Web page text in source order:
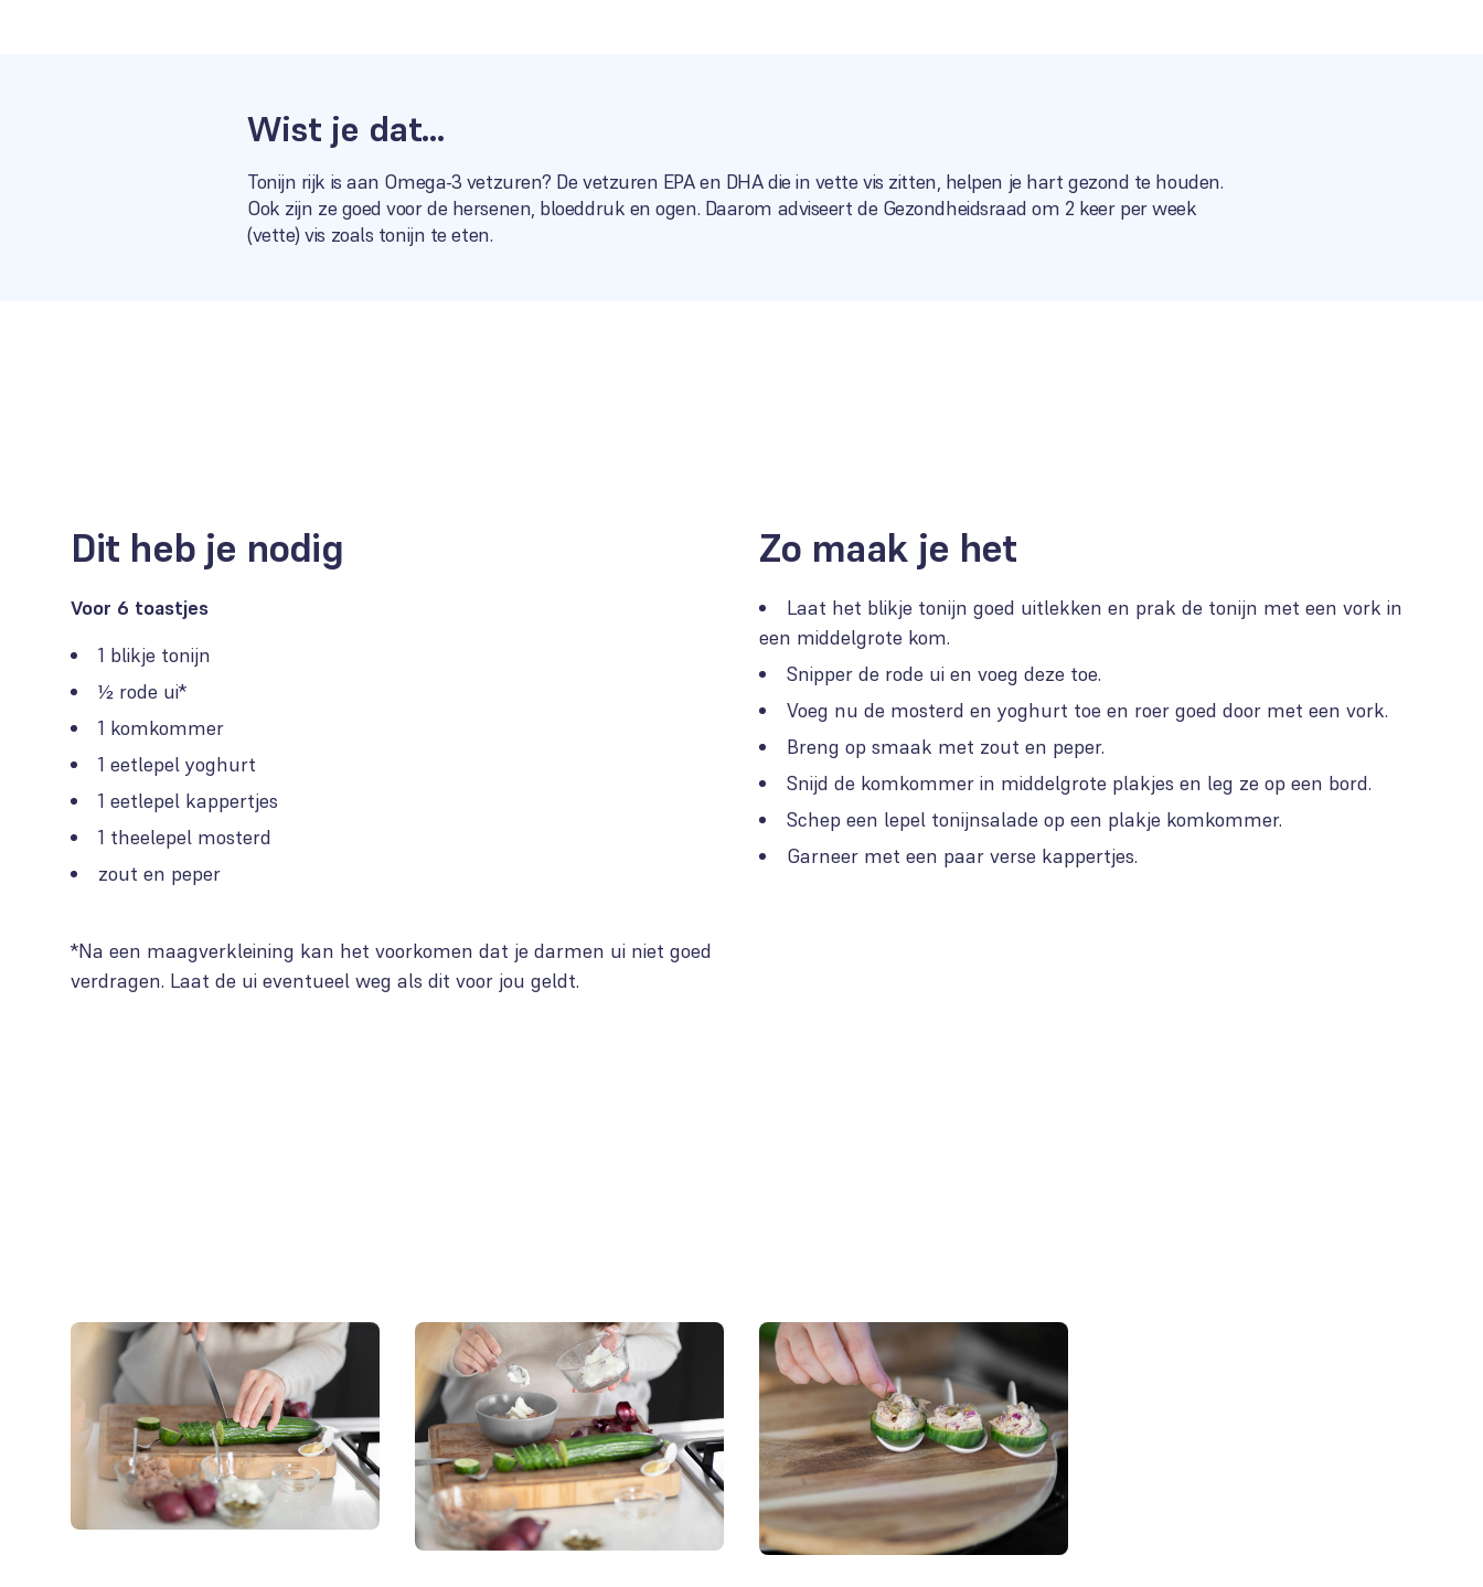
Wist je dat…
Tonijn rijk is aan Omega-3 vetzuren? De vetzuren EPA en DHA die in vette vis zitten, helpen je hart gezond te houden.
Ook zijn ze goed voor de hersenen, bloeddruk en ogen. Daarom adviseert de Gezondheidsraad om 2 keer per week
(vette) vis zoals tonijn te eten.
Dit heb je nodig
Voor 6 toastjes
1 blikje tonijn
½ rode ui*
1 komkommer
1 eetlepel yoghurt
1 eetlepel kappertjes
1 theelepel mosterd
zout en peper
*Na een maagverkleining kan het voorkomen dat je darmen ui niet goed
verdragen. Laat de ui eventueel weg als dit voor jou geldt.
Zo maak je het
Laat het blikje tonijn goed uitlekken en prak de tonijn met een vork in
een middelgrote kom.
Snipper de rode ui en voeg deze toe.
Voeg nu de mosterd en yoghurt toe en roer goed door met een vork.
Breng op smaak met zout en peper.
Snijd de komkommer in middelgrote plakjes en leg ze op een bord.
Schep een lepel tonijnsalade op een plakje komkommer.
Garneer met een paar verse kappertjes.